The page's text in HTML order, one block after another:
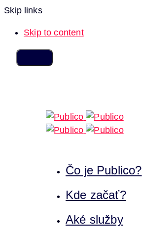
Skip links
Skip to content
Čo je Publico?
Kde začať?
Aké služby